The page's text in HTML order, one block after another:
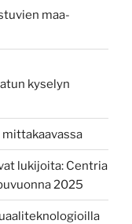
maa-
kyselyn
lukijoita: Centria
2025